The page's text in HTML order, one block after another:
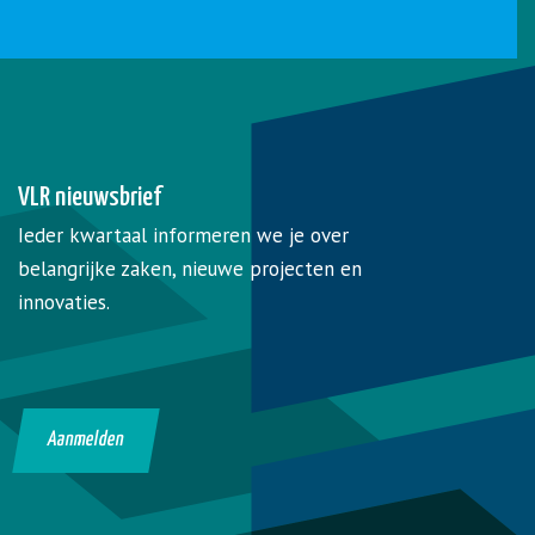
VLR nieuwsbrief
Ieder kwartaal informeren we je over
belangrijke zaken, nieuwe projecten en
innovaties.
Aanmelden